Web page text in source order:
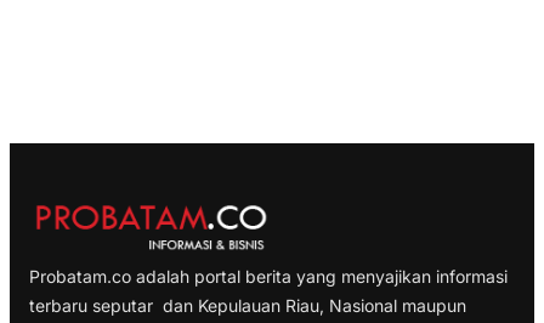
Probatam.co adalah portal berita yang menyajikan informasi
terbaru seputar dan Kepulauan Riau, Nasional maupun